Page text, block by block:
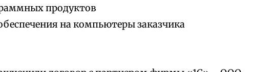
продуктов
на компьютеры заказчика